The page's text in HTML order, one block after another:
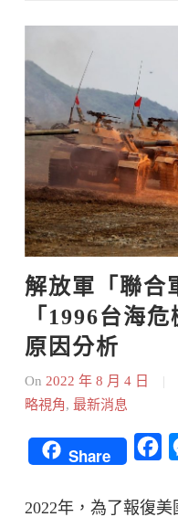
content
解放軍「聯合
「1996台海
原因分析
On 2022 年 8 月 4 日
略視角, 最新消息
Share
2022年，為了報復